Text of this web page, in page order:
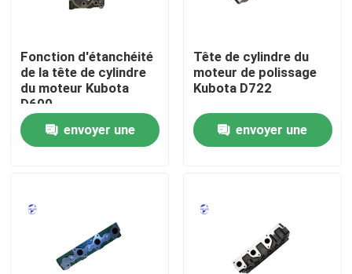
Aperçu
Produits
A propos de nous
Contrôle de la qualité
Fonction d'étanchéité
de la tête de cylindre
du moteur Kubota
D600
envoyer une
Tête de cylindre du
moteur de polissage
Kubota D722
envoyer une